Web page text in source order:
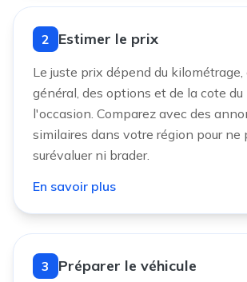
2 Estimer le prix
Le juste prix dépend du
général, des options et de la cote du
l'occasion. Comparez avec des
similaires dans votre région pour ne
surévaluer ni brader.
En savoir plus
3 Préparer le véhicule